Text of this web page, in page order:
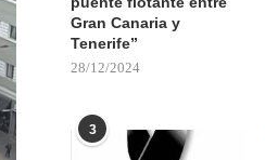
Gran Canaria y
Tenerife”
28/12/2024
3